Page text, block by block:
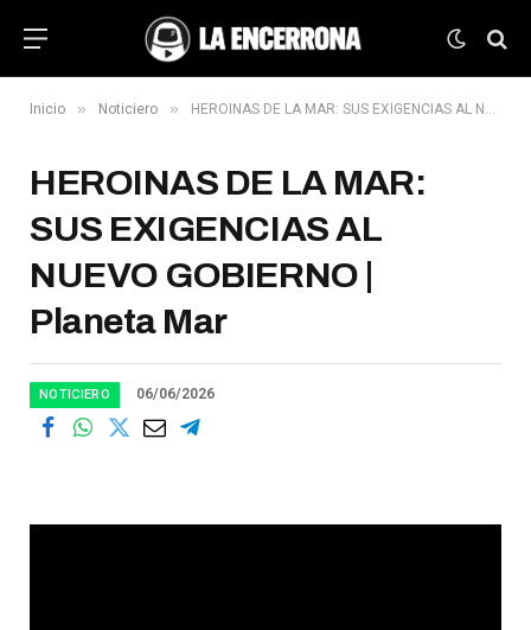
Inicio » Noticiero » HEROINAS DE LA MAR: SUS EXIGENCIAS AL NUEVO GOBIERNO | Planeta Mar
HEROINAS DE LA MAR:
SUS EXIGENCIAS AL
NUEVO GOBIERNO |
Planeta Mar
NOTICIERO 06/06/2026